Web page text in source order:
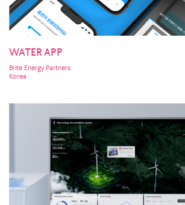
WATER APP
Brite Energy Partners
Korea